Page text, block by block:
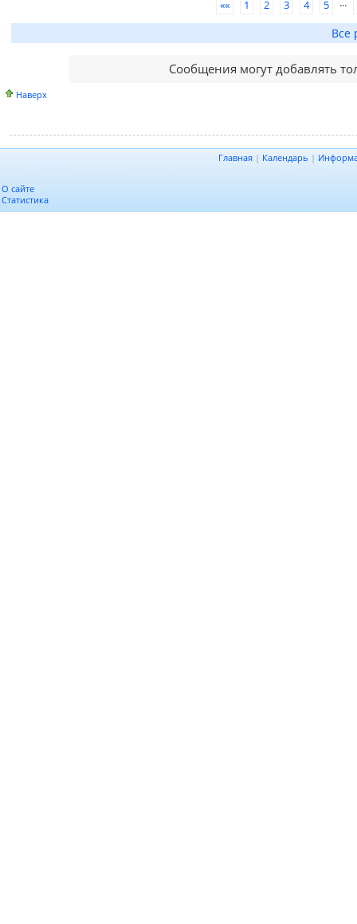
«« 1 2 3 4 5
Все
Сообщения могут добавлять
Наверх
Главная | Календарь |
О сайте
Статистика